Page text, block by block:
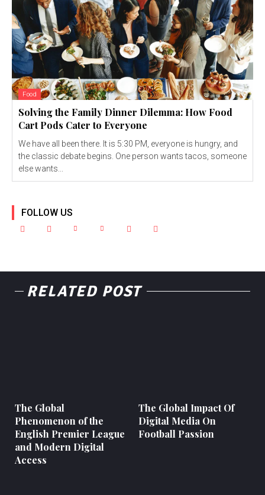
Food
Solving the Family Dinner Dilemma: How Food
Cart Pods Cater to Everyone
We have all been there. It is 5:30 PM, everyone is hungry, and
the classic debate begins. One person wants tacos, someone
else wants...
FOLLOW US
RELATED POST
The Global
Phenomenon of the
English Premier League
and Modern Digital
Access
The Global Impact Of
Digital Media On
Football Passion